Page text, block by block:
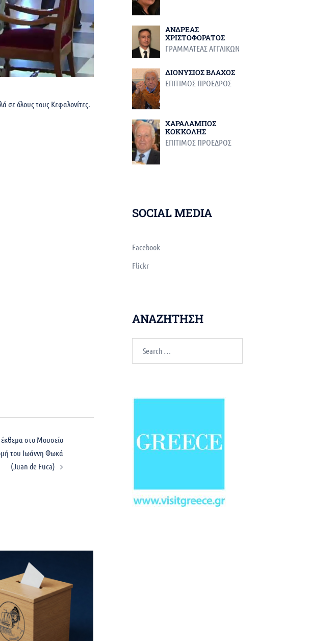
σε όλους τους Κεφαλονίτες.
έκθεμα στο Μουσείο
του Ιωάννη Φωκά
(Juan de Fuca)
ΑΝΔΡΕΑΣ
ΧΡΙΣΤΟΦΟΡΑΤΟΣ
ΓΡΑΜΜΑΤΕΑΣ ΑΓΓΛΙΚΩΝ
ΔΙΟΝΥΣΙΟΣ ΒΛΑΧΟΣ
ΕΠΙΤΙΜΟΣ ΠΡΟΕΔΡΟΣ
ΧΑΡΑΛΑΜΠΟΣ
ΚΟΚΚΟΛΗΣ
ΕΠΙΤΙΜΟΣ ΠΡΟΕΔΡΟΣ
SOCIAL MEDIA
Facebook
Flickr
ΑΝΑΖΗΤΗΣΗ